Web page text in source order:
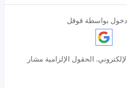
بواسطة قوقل
الحقول الإلزامية مشار